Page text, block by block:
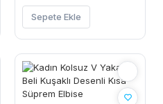
Sepete Ekle